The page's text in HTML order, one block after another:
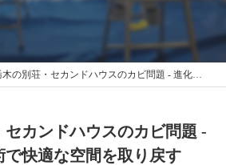
の別荘・セカンドハウスのカビ問題 - 進化した技術で快適な空間を取り戻す
セカンドハウスのカビ問題 -
で快適な空間を取り戻す